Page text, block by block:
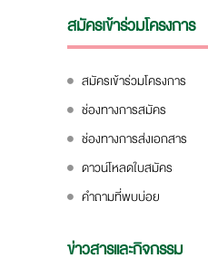
สมัครเข้าร่วมโครงการ
สมัครเข้าร่วมโครงการ
ช่องทางการสมัคร
ช่องทางการส่งเอกสาร
ดาวน์โหลดใบสมัคร
คำถามที่พบบ่อย
ข่าวสารและกิจกรรม